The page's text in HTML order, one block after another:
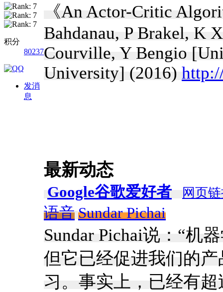
积分
80237
发消
息
《An Actor-Critic
Bahdanau, P Brakel, K
Courville, Y Bengio
University] (2016)
最新动态
Google谷歌爱好者 网页
语音 Sundar Pichai
Sundar Pichai说：“机
但它已经促进我们的
习。事实上，已经有